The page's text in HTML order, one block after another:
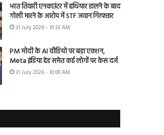
भरत तिवारी एनकाउंटर में हथियार डालने के बाद
गोली मारने के आरोप में STF जवान गिरफ्तार
31 July 2026 - 10:33 AM
PM मोदी के AI वीडियो पर बड़ा एक्शन,
Meta इंडिया हेड समेत कई लोगों पर केस दर्ज
31 July 2026 - 10:00 AM